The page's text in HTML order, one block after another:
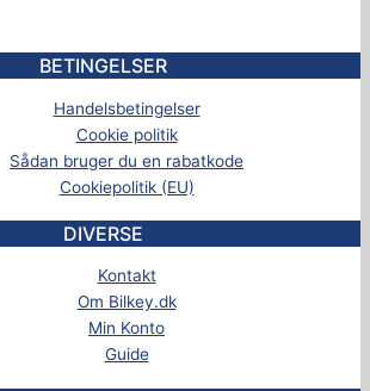
BETINGELSER
Handelsbetingelser
Cookie politik
Sådan bruger du en rabatkode
Cookiepolitik (EU)
DIVERSE
Kontakt
Om Bilkey.dk
Min Konto
Guide